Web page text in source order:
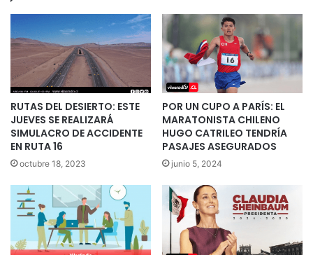
RUTAS DEL DESIERTO: ESTE
JUEVES SE REALIZARÁ
SIMULACRO DE ACCIDENTE
EN RUTA 16
octubre 18, 2023
POR UN CUPO A PARÍS: EL
MARATONISTA CHILENO
HUGO CATRILEO TENDRÍA
PASAJES ASEGURADOS
junio 5, 2024